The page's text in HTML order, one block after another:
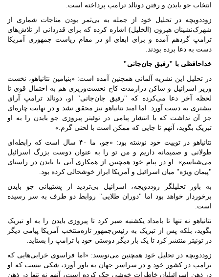
انتخاب جو بایدن و رفتن دونالد ترامپ پرداخته است.
زوددویچه در تحلیل خود از جمله به بی‌ثمر بودن مناجات شماری از
شهرک‌نشینان هبرون (الخلیل) اشاره کرده که برای قدردانی از تلاش‌های
ترامپ گردهم آمده و برای ابقای او در مقام ریاست جمهوری آمریکا
دست به دعا برده بودند.
خداحافظی با "رفیق جان‌جانی"
در تحلیل این نشریه آلمانی همچنین آمده است: «بنیامین نتانیاهو، نخست
وزیر اسرائیل و ساکن درازمدت کاخ نخست‌وزیری هم به احتمال قوی تا
لحظه آخر دعا می‌کرده که "رفیق جان‌جانی" او، دونالد ترامپ آرای
بیشتری به دست آورد. اما امید نتانیاهو نیز محقق نشد و در نهایت چاره‌ای
جز آن نداشت که با انتشار پیامی در توئیتر پیروزی جو بایدن را به او
تبریک بگوید، آنهم تا جایی که ممکن است با لحنی گرم.»
نتانیاهو در توییت خود نوشته بود: «جو، ما ۴۰ سال است که رابطه‌ای
طولانی و صمیمانه داریم و من تو را به عنوان دوست بزرگ اسرائیل
می‌شناسم». او در پیام خود همچنین از همکاری آتی با بایدن در راستای
"پیمان ویژه" میان اسرائیل و آمریکا ابراز خوشحالی کرده بود.
به باور تحلیلگر زوددویچه، اسرائیل بی‌تردید از پشتیبانی جو بایدن
برخوردار خواهد بود اما "دوران طلایی" روابط دو طرف به سر رسیده
است.
نتانیاهو نه تنها تا بامداد یکشنبه صبر کرد تا پیروزی بایدن را به او تبریک
بگوید، بلکه پس از تبریک به رئیس‌جمهور تازه‌منتخب آمریکا پیامی دیگر
در توئیتر منتشر کرد تا یک بار دیگر دوستی خود با ترامپ را بستاید.
زوددویچه در تحلیل خود همچنین می‌نویسد: «اما فراسوی خرابی‌هایی که
ترامپ در کشور خود و در سراسر جهان به باور آورد، شکی نیست که او
در ذهن اسرائیلیان خاطرات خوشی حک کرده است، آنهم نه تنها در ذهن